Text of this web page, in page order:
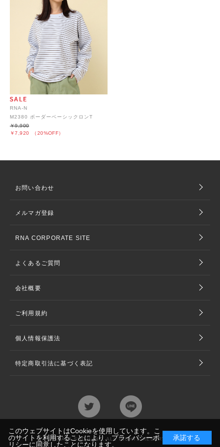
RNA-N
M2380 ボーダーベーシックロンT
￥7,920 （20%OFF）
￥9,900
お問い合わせ
メルマガ登録
RNA CORPORATE SITE
よくあるご質問
会社概要
ご利用規約
個人情報保護法
特定商取引法に基づく表記
©TAKAYA SHOJI INC. ALL RIGHTS RESERVED
このウェブサイトはCookieを使用しています。こ
のサイトを利用することにより、プライバシーポ
リシーに同意したことになります。
承諾する